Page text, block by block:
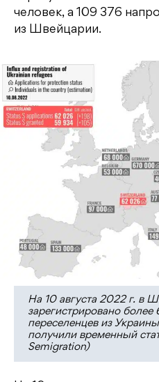
человек, а 109 376
из Швейцарии.
На 10 августа 2022 г. в
зарегистрировано
переселенцев из
получили временный
Semigration)